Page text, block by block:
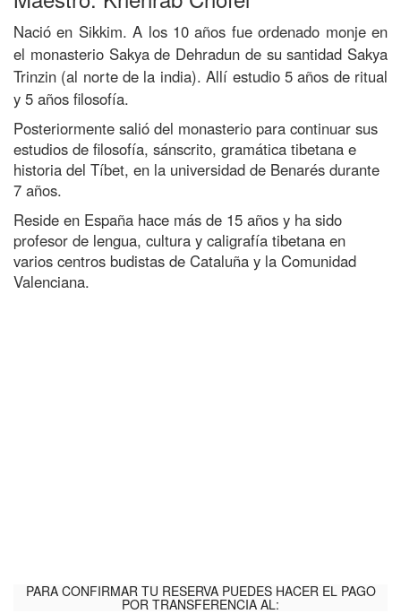
Aportación:
NIVEL INICIAL (1 día a la semana): 35€/mes (Octubre 25€)
NIVEL MEDIO (1 día a la semana): 35€/mes
semana): 60€/mes.
Descuento del 10% para Latinoamérica, descuento del
20% para sangha ordenada y descuentos para socios de
Nació en Sikkim. A los 10 años fue ordenado monje en
el monasterio Sakya de Dehradun de su santidad Sakya
Trinzin (al norte de la india). Allí estudio 5 años de ritual
y 5 años filosofía.
Posteriormente salió del monasterio para continuar sus
estudios de filosofía, sánscrito, gramática tibetana e
historia del Tíbet, en la universidad de Benarés durante
7 años.
Reside en España hace más de 15 años y ha sido
profesor de lengua, cultura y caligrafía tibetana en
varios centros budistas de Cataluña y la Comunidad
Valenciana.
PARA CONFIRMAR TU RESERVA PUEDES HACER EL PAGO
POR TRANSFERENCIA AL: